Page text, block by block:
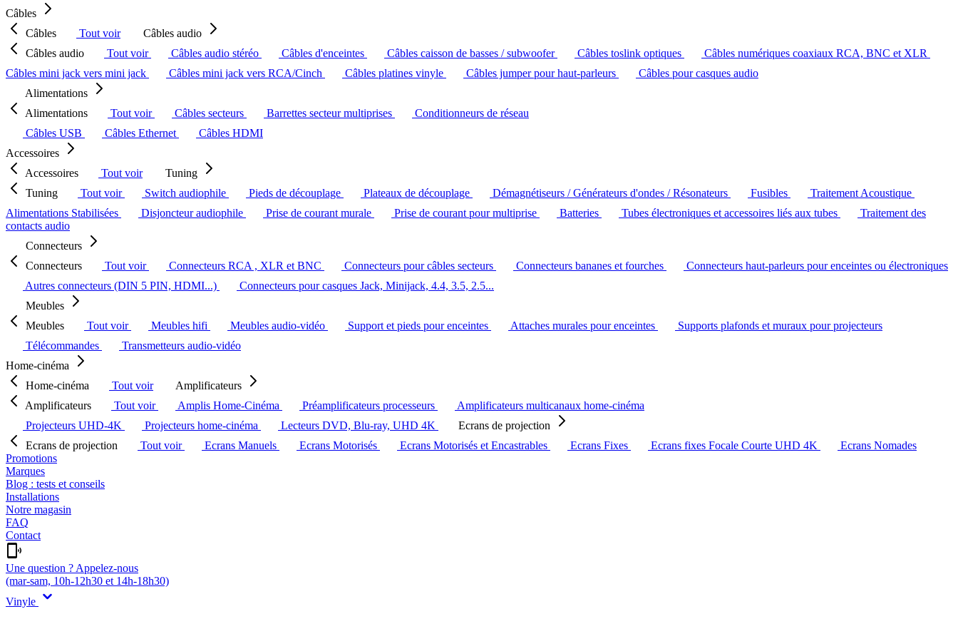
Câbles
Câbles
Tout voir
Câbles audio
Câbles audio
Tout voir Câbles audio stéréo Câbles d'enceintes Câbles caisson de basses / subwoofer Câbles toslink optiques
Câbles numériques coaxiaux RCA, BNC et XLR
Câbles mini jack vers mini jack
Câbles mini jack vers RCA/Cinch Câbles platines vinyle Câbles jumper pour haut-parleurs
Câbles pour casques audio
Alimentations
Alimentations
Tout voir Câbles secteurs Barrettes secteur multiprises
Conditionneurs de réseau
Câbles USB
Câbles Ethernet
Câbles HDMI
Accessoires
Accessoires
Tout voir
Tuning
Tuning
Tout voir Switch audiophile Pieds de découplage Plateaux de découplage Démagnétiseurs / Générateurs d'ondes / Résonateurs Fusibles
Traitement Acoustique
Alimentations Stabilisées
Disjoncteur audiophile Prise de courant murale Prise de courant pour multiprise Batteries Tubes électroniques et accessoires liés aux tubes
Traitement des
contacts audio
Connecteurs
Connecteurs
Tout voir Connecteurs RCA , XLR et BNC Connecteurs pour câbles secteurs Connecteurs bananes et fourches
Connecteurs haut-parleurs pour enceintes ou électroniques
Autres connecteurs (DIN 5 PIN, HDMI...)
Connecteurs pour casques Jack, Minijack, 4.4, 3.5, 2.5...
Meubles
Meubles
Tout voir Meubles hifi Meubles audio-vidéo Support et pieds pour enceintes Attaches murales pour enceintes
Supports plafonds et muraux pour projecteurs
Télécommandes
Transmetteurs audio-vidéo
Home-cinéma
Home-cinéma
Tout voir
Amplificateurs
Amplificateurs
Tout voir Amplis Home-Cinéma Préamplificateurs processeurs
Amplificateurs multicanaux home-cinéma
Projecteurs UHD-4K
Projecteurs home-cinéma Lecteurs DVD, Blu-ray, UHD 4K
Ecrans de projection
Ecrans de projection
Tout voir Ecrans Manuels Ecrans Motorisés Ecrans Motorisés et Encastrables Ecrans Fixes Ecrans fixes Focale Courte UHD 4K
Ecrans Nomades
Promotions
Marques
Blog : tests et conseils
Installations
Notre magasin
FAQ
Contact
Une question ? Appelez-nous
(mar-sam, 10h-12h30 et 14h-18h30)
Vinyle